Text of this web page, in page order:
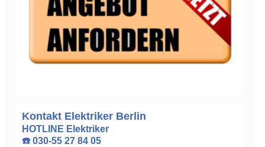
Kontakt Elektriker Berlin
HOTLINE Elektriker
☎️ 030-55 27 84 05